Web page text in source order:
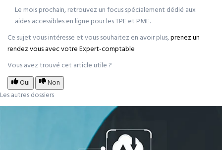
Le mois prochain, retrouvez un focus spécialement dédié aux
aides accessibles en ligne pour les TPE et PME.
Ce sujet vous intéresse et vous souhaitez en avoir plus,prenez un
rendez vous avec votre Expert-comptable
Vous avez trouvé cet article utile ?
Oui
Non
Les autres dossiers